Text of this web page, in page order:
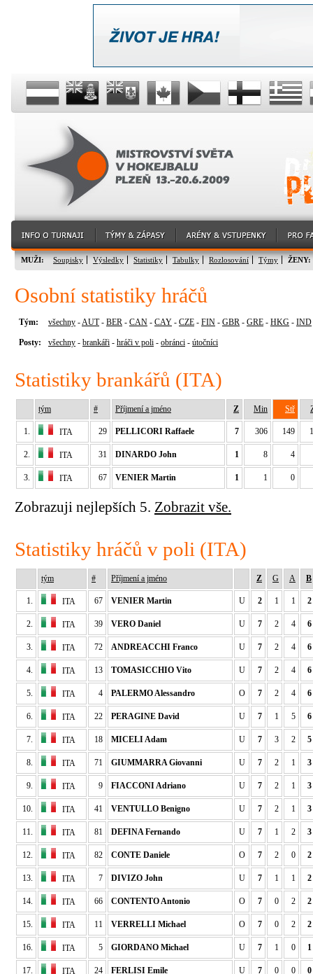
MUŽI: Soupisky Výsledky Statistiky Tabulky Rozlosování Týmy ŽENY:
Osobní statistiky hráčů
Tým: všechny -AUT- BER - CAN - CAY - CZE - FIN - GBR - GRE - HKG - IND
Posty: všechny - brankáři - hráči v poli - obránci - útočníci
Statistiky brankářů (ITA)
tým # Příjmení a jméno Z Min Stř
1. ITA 29 PELLICORI Raffaele 7 306 149
2. ITA 31 DINARDO John 1 8 4
3. ITA 67 VENIER Martin 1 1 0
Zobrazuji nejlepších 5. Zobrazit vše.
Statistiky hráčů v poli (ITA)
tým # Příjmení a jméno Z G A B
1. ITA 67 VENIER Martin U 2 1 1 2
2. ITA 39 VERO Daniel U 7 2 4 6
3. ITA 72 ANDREACCHI Franco U 7 2 4 6
4. ITA 13 TOMASICCHIO Vito U 7 2 4 6
5. ITA 4 PALERMO Alessandro O 7 2 4 6
6. ITA 22 PERAGINE David U 7 1 5 6
7. ITA 18 MICELI Adam U 7 3 2 5
8. ITA 71 GIUMMARRA Giovanni U 7 2 1 3
9. ITA 9 FIACCONI Adriano U 7 2 1 3
10. ITA 41 VENTULLO Benigno U 7 2 1 3
11. ITA 81 DEFINA Fernando U 7 1 2 3
12. ITA 82 CONTE Daniele O 7 2 0 2
13. ITA 7 DIVIZO John U 7 1 1 2
14. ITA 66 CONTENTO Antonio O 7 0 2 2
15. ITA 11 VERRELLI Michael O 7 0 2 2
16. ITA 5 GIORDANO Michael U 7 1 0 1
17. ITA 24 FERLISI Emile U 7 0 0 0